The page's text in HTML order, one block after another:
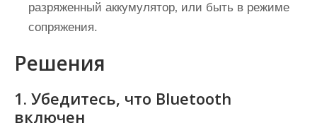
разряженный аккумулятор‚ или быть в режиме
сопряжения.
Решения
1. Убедитесь‚ что Bluetooth
включен